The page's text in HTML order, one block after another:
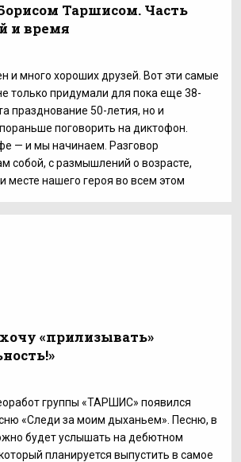
Таршисом. Часть
и время
и много хороших друзей. Вот эти самые
только придумали для пока еще 38-
празднование 50-летия, но и
поговорить на диктофон.
— и мы начинаем. Разговор
собой, с размышлений о возрасте,
месте нашего героя во всем этом
«прилизывать»
группы «ТАРШИС» появился
«Следи за моим дыханьем». Песню, в
будет услышать на дебютном
планируется выпустить в самое